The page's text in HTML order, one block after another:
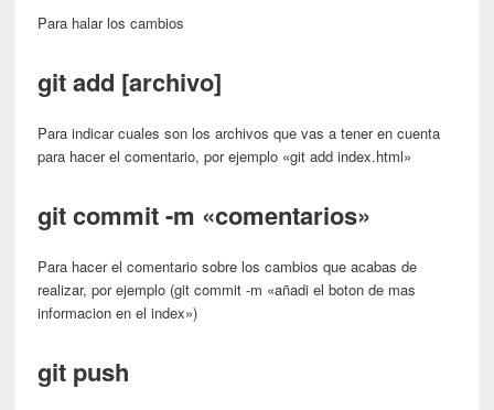
Para halar los cambios
git add [archivo]
Para indicar cuales son los archivos que vas a tener en cuenta
para hacer el comentario, por ejemplo «git add index.html»
git commit -m «comentarios»
Para hacer el comentario sobre los cambios que acabas de
realizar, por ejemplo (git commit -m «añadi el boton de mas
informacion en el index»)
git push